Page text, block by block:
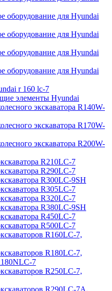
оборудование для Hyundai
оборудование для Hyundai
оборудование для Hyundai
оборудование для Hyundai
r 160 lc-7
элементы Hyundai
экскаватора R140W-
экскаватора R170W-
экскаватора R200W-
R210LC-7
R290LC-7
R300LC-9SH
R305LC-7
R320LC-7
R380LC-9SH
R450LC-7
R500LC-7
R160LC-7,
R180LC-7,
7
R250LC-7,
R290LC-7A,